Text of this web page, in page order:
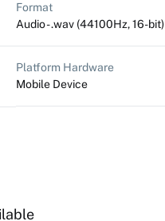
Format
Audio - .wav (44100Hz, 16-bit)
Platform Hardware
Mobile Device